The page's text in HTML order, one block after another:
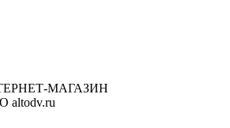
МАГАЗИН